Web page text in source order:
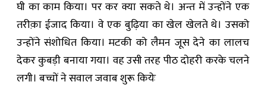
घी का काम किया। पर कर क्या सकते थे। अन्त में उन्होंने एक
तरीक़ा ईजाद किया। वे एक बुढ़िया का खेल खेलते थे। उसको
उन्होंने संशोधित किया। मटकी को लैमन जूस देने का लालच
देकर कुबड़ी बनाया गया। वह उसी तरह पीठ दोहरी करके चलने
लगी। बच्चों ने सवाल जवाब शुरू कियेः